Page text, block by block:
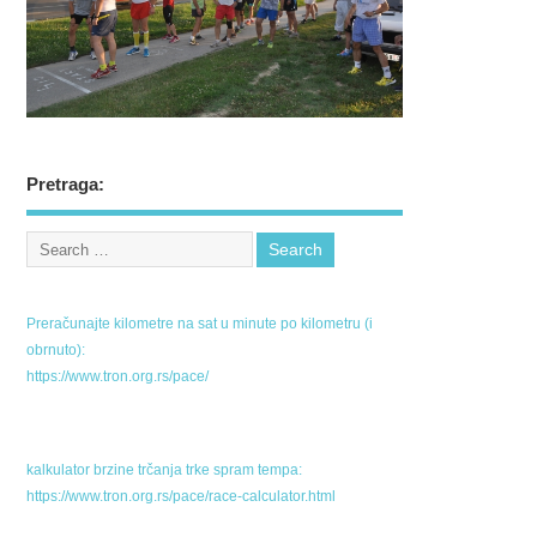
Pretraga:
Preračunajte kilometre na sat u minute po kilometru (i
obrnuto):
https://www.tron.org.rs/pace/
kalkulator brzine trčanja trke spram tempa:
https://www.tron.org.rs/pace/race-calculator.html